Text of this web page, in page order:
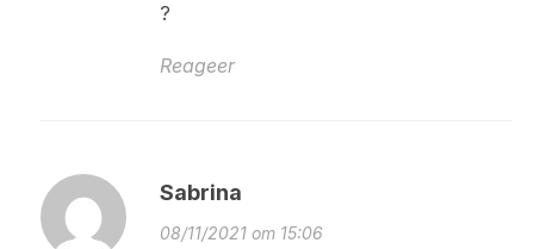
?
Reageer
Sabrina
08/11/2021 om 15:06